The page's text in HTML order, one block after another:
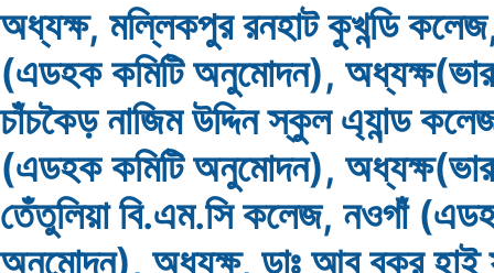
অধ্যক্ষ, মল্লিকপুর রনহাট কুখন্ডি
(এডহক কমিটি অনুমোদন),
চাঁচকৈড় নাজিম উদ্দিন স্কুল এ্যান্ড
(এডহক কমিটি অনুমোদন),
তেঁতুলিয়া বি.এম.সি কলেজ, নওগাঁ
অনুমোদন), অধ্যক্ষ, ডাঃ আবু বকর হাই